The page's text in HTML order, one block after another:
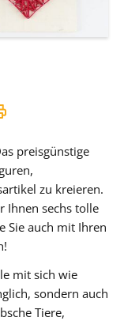
preisgünstige
zu kreieren.
Ihnen sechs tolle
Sie auch mit Ihren
mit sich wie
sondern auch
Tiere,